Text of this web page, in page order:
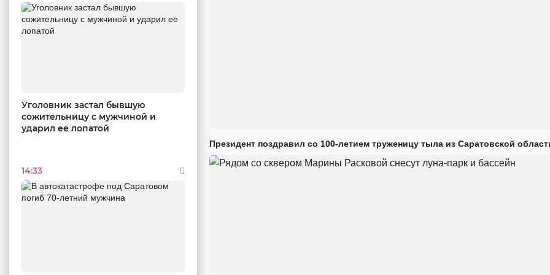
Уголовник застал бывшую
сожительницу с мужчиной и
ударил ее лопатой
14:33
Президент поздравил со 100-летием труженицу тыла из Саратовской